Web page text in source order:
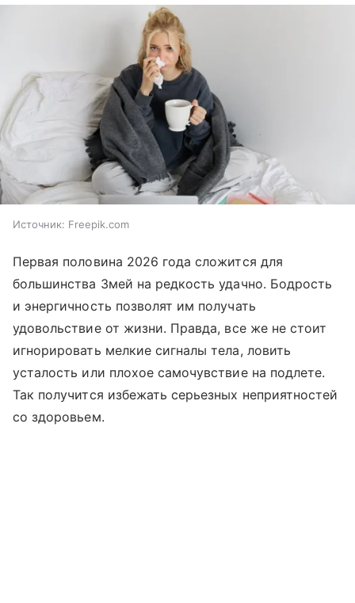
Источник: Freepik.com
Первая половина 2026 года сложится для
большинства Змей на редкость удачно. Бодрость
и энергичность позволят им получать
удовольствие от жизни. Правда, все же не стоит
игнорировать мелкие сигналы тела, ловить
усталость или плохое самочувствие на подлете.
Так получится избежать серьезных неприятностей
со здоровьем.